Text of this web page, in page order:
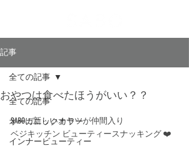
記事
全ての記事
オーガニックカラー
インナービューティー
全ての記事
おやつは食べたほうがいい？？
SABOに新しいオヤツが仲間入り
ベジキッチン ビューティースナッキング ❤️